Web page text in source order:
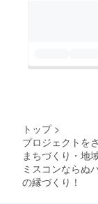
中里
ショ
た衣
た！
が創
ンシ
てく
ぜひ
とき
へ！
トップ >
プロジェクトを
まちづくり・地
ミスコンならぬ
の縁づくり！